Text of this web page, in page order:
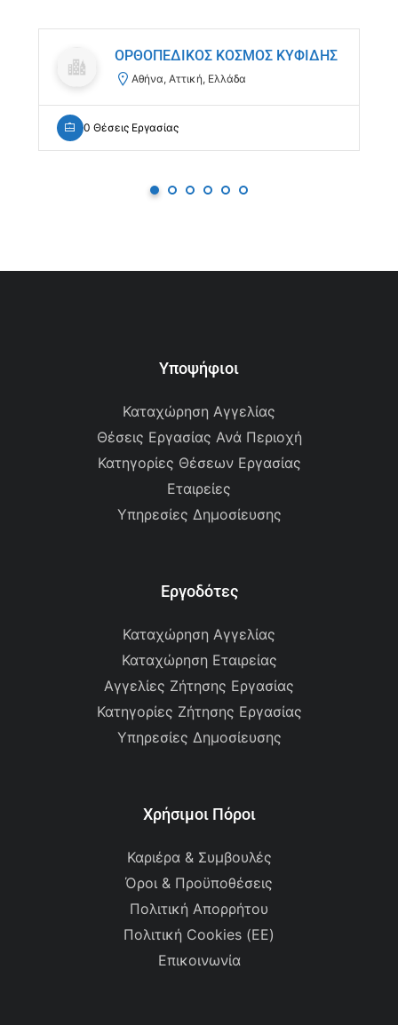
ΟΡΘΟΠΕΔΙΚΟΣ ΚΟΣΜΟΣ ΚΥΦΙΔΗΣ
Αθήνα, Αττική, Ελλάδα
0 Θέσεις Εργασίας
Υποψήφιοι
Καταχώρηση Αγγελίας
Θέσεις Εργασίας Ανά Περιοχή
Κατηγορίες Θέσεων Εργασίας
Εταιρείες
Υπηρεσίες Δημοσίευσης
Εργοδότες
Καταχώρηση Αγγελίας
Καταχώρηση Εταιρείας
Αγγελίες Ζήτησης Εργασίας
Κατηγορίες Ζήτησης Εργασίας
Υπηρεσίες Δημοσίευσης
Χρήσιμοι Πόροι
Καριέρα & Συμβουλές
Όροι & Προϋποθέσεις
Πολιτική Απορρήτου
Πολιτική Cookies (ΕΕ)
Επικοινωνία